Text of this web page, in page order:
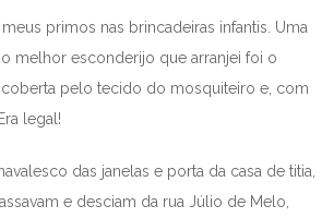
primos nas brincadeiras infantis. Uma
melhor esconderijo que arranjei foi o
pelo tecido do mosquiteiro e, com
legal!
das janelas e porta da casa de titia,
e desciam da rua Júlio de Melo,